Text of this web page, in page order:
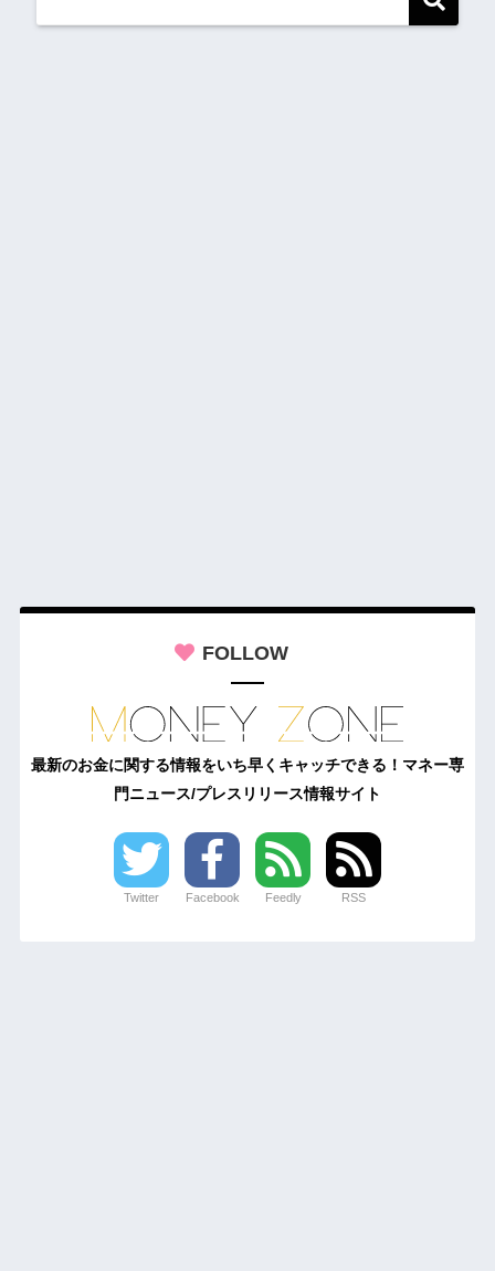
FOLLOW
最新のお金に関する情報をいち早くキャッチできる！マネー専
門ニュース/プレスリリース情報サイト
Twitter Facebook Feedly RSS